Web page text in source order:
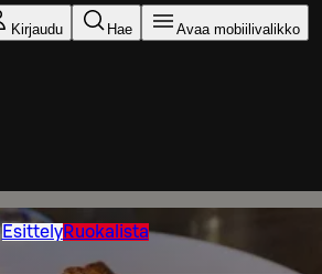
Kirjaudu Hae Avaa mobiilivalikko
EsittelyRuokalista